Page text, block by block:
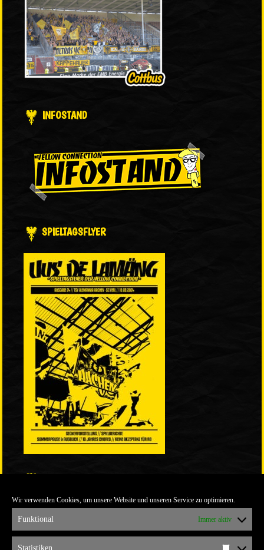
Wir verwenden Cookies, um unsere Website und unseren Service zu optimieren.
Funktional Immer aktiv
Statistiken
INFOSTAND
SPIELTAGSFLYER
ULTRABLOG DER YELLOW CONNECTION
ALEMANNIA VERKAUFT MAN NICHT
ARCHIV